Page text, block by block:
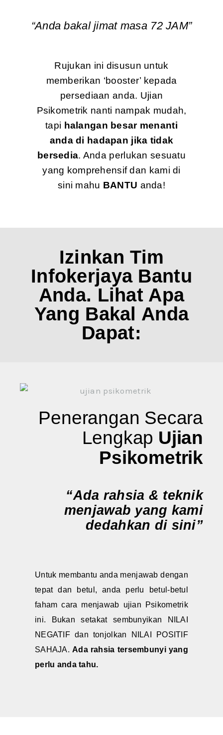
“Anda bakal jimat masa 72 JAM”
Rujukan ini disusun untuk
memberikan ‘booster’ kepada
persediaan anda. Ujian
Psikometrik nanti nampak mudah,
tapi halangan besar menanti
anda di hadapan jika tidak
bersedia. Anda perlukan sesuatu
yang komprehensif dan kami di
sini mahu BANTU anda!
Izinkan Tim
Infokerjaya Bantu
Anda. Lihat Apa
Yang Bakal Anda
Dapat:
Penerangan Secara
Lengkap Ujian
Psikometrik
“Ada rahsia & teknik
menjawab yang kami
dedahkan di sini”
Untuk membantu anda menjawab dengan
tepat dan betul, anda perlu betul-betul
faham cara menjawab ujian Psikometrik
ini. Bukan setakat sembunyikan NILAI
NEGATIF dan tonjolkan NILAI POSITIF
SAHAJA.Ada rahsia tersembunyi yang
perlu anda tahu.